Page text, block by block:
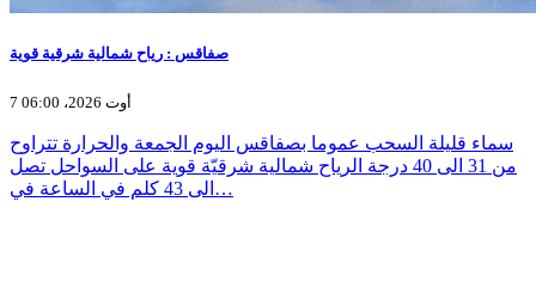
صفاقس : رياح شمالية شرقية قوية
7 أوت 2026، 06:00
سماء قليلة السحب عموما بصفاقس اليوم الجمعة والحرارة تتراوح
من 31 الى 40 درجة الرياح شمالية شرقيّة قوية على السواحل تصل
الى 43 كلم في الساعة في…